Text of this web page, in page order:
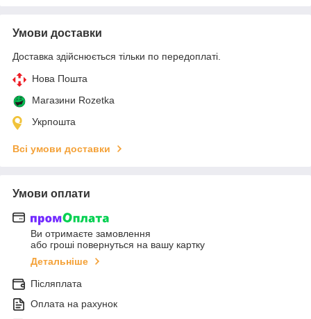
Умови доставки
Доставка здійснюється тільки по передоплаті.
Нова Пошта
Магазини Rozetka
Укрпошта
Всі умови доставки
Умови оплати
Ви отримаєте замовлення
або гроші повернуться на вашу картку
Детальніше
Післяплата
Оплата на рахунок